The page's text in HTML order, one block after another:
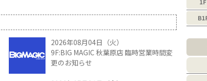
2026年08月04日（火）
9F:BIG MAGIC 秋葉原店 臨時営業時間変
更のお知らせ